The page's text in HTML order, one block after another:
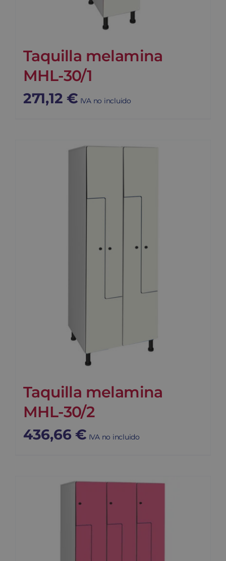
Taquilla melamina
MHL-30/1
271,12 € IVA no incluido
Taquilla melamina
MHL-30/2
436,66 € IVA no incluido